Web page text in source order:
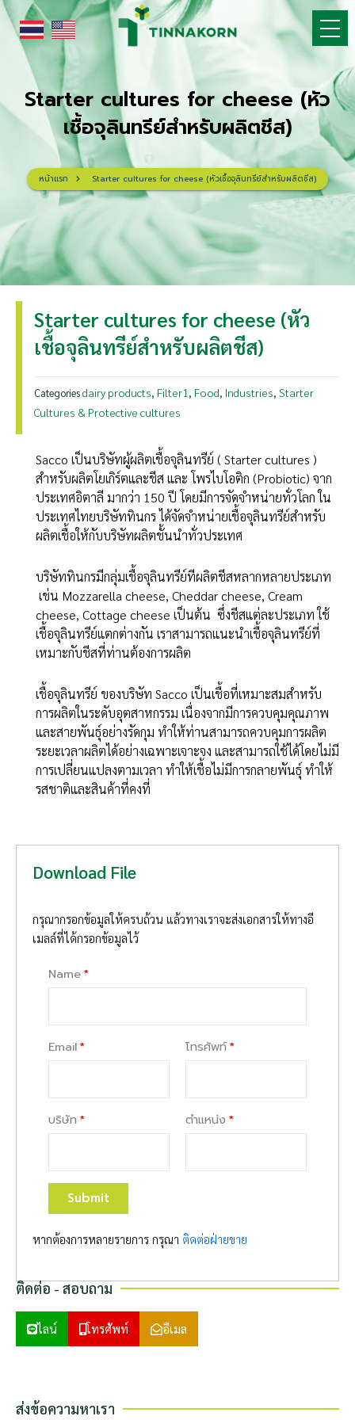
Skip
to
content
Starter cultures for cheese (หัว
เชื้อจุลินทรีย์สำหรับผลิตชีส)
หน้าแรก Starter cultures for cheese (หัวเชื้อจุลินทรีย์สำหรับผลิตชีส)
Starter cultures for cheese (หัว
เชื้อจุลินทรีย์สำหรับผลิตชีส)
Categoriesdairy products, Filter1 , Food, Industries, Starter
Cultures & Protective cultures
Sacco เป็นบริษัทผู้ผลิตเชื้อจุลินทรีย์ ( Starter cultures )
สำหรับผลิตโยเกิร์ตและชีส และ โพรไบโอติก (Probiotic) จาก
ประเทศอิตาลี มากว่า 150 ปี โดยมีการจัดจำหน่ายทั่วโลก ใน
ประเทศไทยบริษัททินกร ได้จัดจำหน่ายเชื้อจุลินทรีย์สำหรับ
ผลิตเชื้อให้กับบริษัทผลิตชั้นนำทั่วประเทศ
บริษัททินกรมีกลุ่มเชื้อจุลินทรีย์ทีผลิตชีสหลากหลายประเภท
เช่น Mozzarella cheese, Cheddar cheese, Cream
cheese, Cottage cheese เป็นต้น ซึ่งชีสแต่ละประเภท ใช้
เชื้อจุลินทรีย์แตกต่างกัน เราสามารถแนะนำเชื้อจุลินทรีย์ที่
เหมาะกับชีสที่ท่านต้องการผลิต
เชื้อจุลินทรีย์ ของบริษัท Sacco เป็นเชื้อที่เหมาะสมสำหรับ
การผลิตในระดับอุตสาหกรรม เนื่องจากมีการควบคุมคุณภาพ
และสายพันธุ์อย่างรัดกุม ทำให้ท่านสามารถควบคุมการผลิต
ระยะเวลาผลิตได้อย่างเฉพาะเจาะจง และสามารถใช้ได้โดยไม่มี
การเปลี่ยนแปลงตามเวลา ทำให้เชื้อไม่มีการกลายพันธุ์ ทำให้
รสชาติและสินค้าที่คงที่
Download File
กรุณากรอกข้อมูลให้ครบถ้วน แล้วทางเราจะส่งเอกสารให้ทางอี
เมลล์ที่ได้กรอกข้อมูลไว้
Name
Email โทรศัพท์
บริษัท ตำแหน่ง
Submit
หากต้องการหลายรายการ กรุณา ติดต่อฝ่ายขาย
ติดต่อ - สอบถาม
ไลน์ โทรศัพท์ อีเมล
ส่งข้อความหาเรา